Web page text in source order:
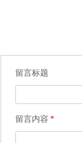
留言标题
留言内容 *